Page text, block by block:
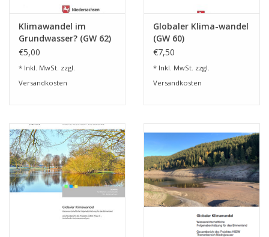
Klimawandel im
Grundwasser? (GW 62)
€5,00
* Inkl. MwSt. zzgl.
Versandkosten
Globaler Klima-wandel
(GW 60)
€7,50
* Inkl. MwSt. zzgl.
Versandkosten